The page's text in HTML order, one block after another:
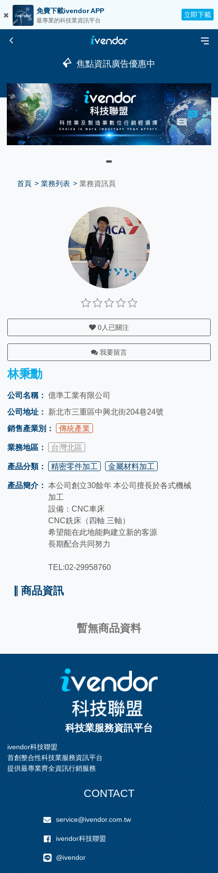
免費下載ivendor APP
最專業的科技業資訊平台
立即下載
焦點資訊廣告優惠中
首頁 業務列表 業務資訊頁
0人已關注
我要留言
林秉勳
公司名稱： 億準工業有限公司
公司地址：
新北市三重區中興北街204巷24號
銷售產業別：
傳統產業
業務地區： 台灣北區
產品分類： 精密零件加工 金屬材料加工
產品簡介： 本公司創立30餘年 本公司擅長於各式機械
加工
設備：CNC車床
CNC銑床（四軸 三軸）
希望能在此地能夠建立新的客源
長期配合共同努力
TEL:02-29958760
商品資訊
暫無商品資料
科技業服務資訊平台
ivendor科技聯盟
首創整合性科技業服務資訊平台
提供最專業齊全資訊行銷服務
CONTACT
service@ivendor.com.tw
ivendor科技聯盟
@ivendor